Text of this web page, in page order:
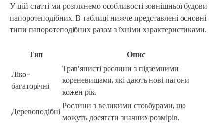
У цій статті ми розглянемо особливості зовнішньої будови
папоротеподібних. В таблиці нижче представлені основні
типи папоротеподібних разом з їхніми характеристиками.
Тип
Опис
Ліко-
багаторічні
Трав’янисті рослини з підземними
кореневищами, які дають нові пагони
кожен рік.
Деревоподібні
Рослини з великими стовбурами, що
можуть досягати значних розмірів.